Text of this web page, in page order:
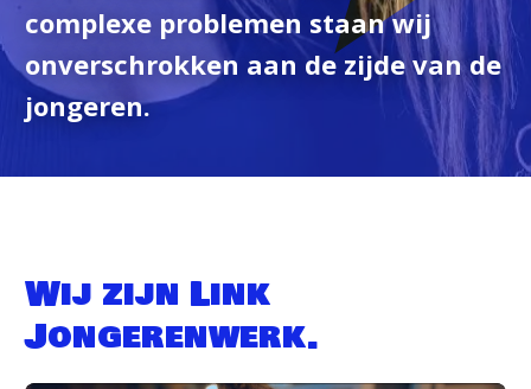
complexe problemen staan wij
onverschrokken aan de zijde van de
jongeren.
Wij zijn Link
Jongerenwerk.